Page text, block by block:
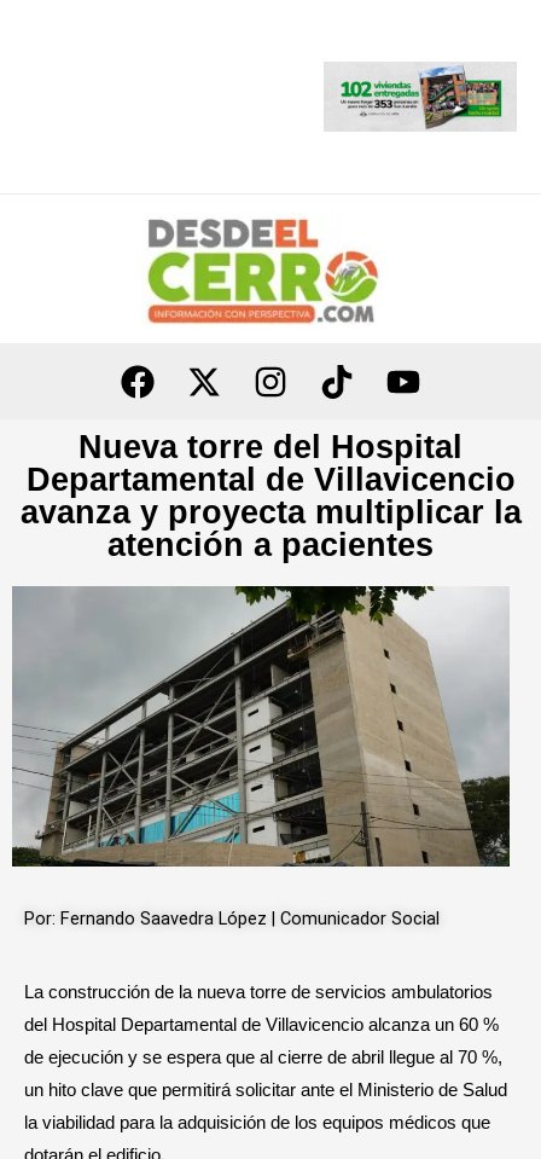
Nueva torre del Hospital
Departamental de Villavicencio
avanza y proyecta multiplicar la
atención a pacientes
Por: Fernando Saavedra López | Comunicador Social
La construcción de la nueva torre de servicios ambulatorios
del Hospital Departamental de Villavicencio alcanza un 60 %
de ejecución y se espera que al cierre de abril llegue al 70 %,
un hito clave que permitirá solicitar ante el Ministerio de Salud
la viabilidad para la adquisición de los equipos médicos que